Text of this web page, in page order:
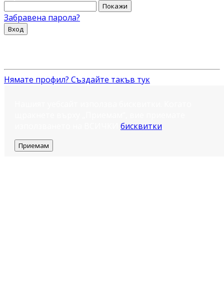
Покажи
Забравена парола?
Вход
Нямате профил? Създайте такъв тук
бисквитки
Приемам